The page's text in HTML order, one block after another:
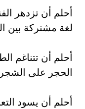
أحلم أن تزدهر
لغة مشتركة بين
أحلم أن تتناغم
الحجر على
أحلم أن يسود